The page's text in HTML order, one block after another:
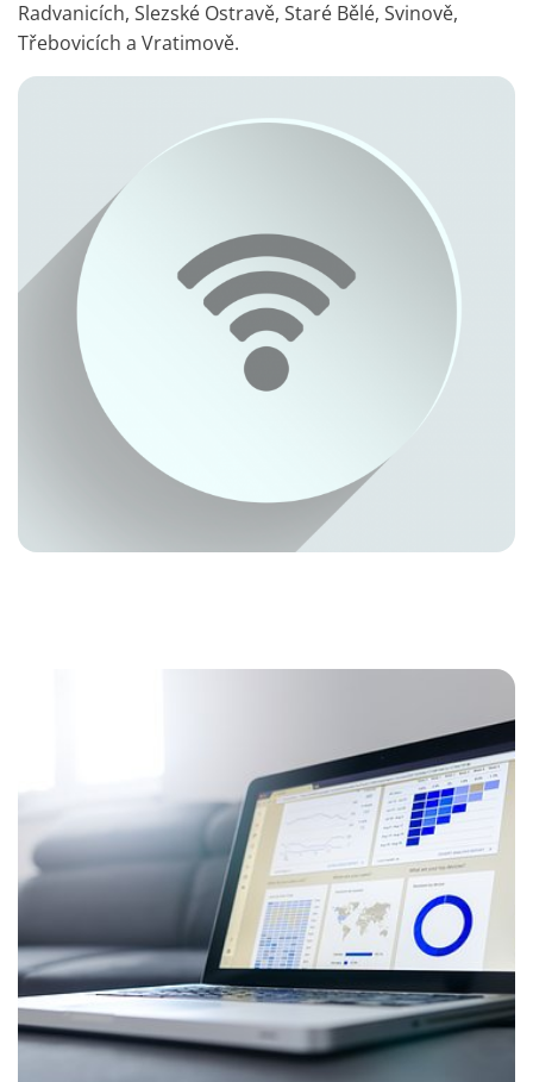
Radvanicích, Slezské Ostravě, Staré Bělé, Svinově,
Třebovicích a Vratimově.